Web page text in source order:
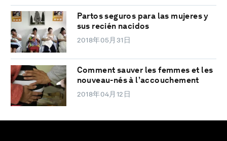
Partos seguros para las mujeres y
sus recién nacidos
2018年05月31日
Comment sauver les femmes et les
nouveau-nés à l’accouchement
2018年04月12日